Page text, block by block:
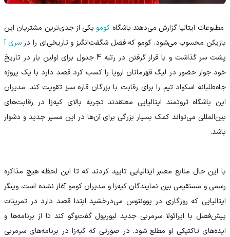
‫ مطبوعات ایتالیا گزارش می‌دهند باشگاه کومو یکی از جدی‌ترین مشتریان این
بازیکن محسوب می‌شود. کومو که فصل شگفت‌انگیز و تاریخی‌ای را درسری آ
پشت سر گذاشت و با قرار گرفتن در رتبه 4 جدول برای اولین بار در تاریخ
خود جواز حضور در لیگ قهرمانان اروپا را کسب کرد قصد دارد با یک پروژه
جاه‌طلبانه اسکواد تیم را برای رقابت با بزرگان قاره سبز تقویت کند. مدیران
این باشگاه ثروتمند ایتالیایی معتقدند تجربه بالای کیه‌زا در رقابت‌های
بین‌المللی می‌تواند کمک بسیار بزرگی برای آن‌ها در این مسیر جدید و دشوار
باشد.
‫با این حال منابع معتبر ایتالیایی تایید کردند که تا این لحظه هیچ مذاکره
رسمی و مستقیمی بین نمایندگان کیه‌زا و مدیران کومو آغاز نشده است. وینگر
ایتالیایی که روزگاری در یوونتوس می‌درخشید ابتدا قصد دارد در تمرینات
پیش‌فصل با ایرائولا سرمربی جدید لیورپول گفت‌وگو کند تا از برنامه‌ها و
ایده‌های تاکتیکی او مطلع شود. در صورتی که کیه‌زا در برنامه‌های سرمربی